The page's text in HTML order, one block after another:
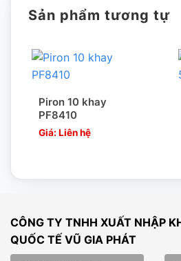
Chúng tôi là nhà thư phân phối
LÀM VIỆC CHUYÊN NGHIỆP
Chúng tôi là đơn vị nhập khẩu trực
đặt thi công dự án.
width=”640″]
Sản phẩm tương tự
Piron 10 khay
PF8410
Giá: Liên hệ
CÔNG TY TNHH XUẤT NHẬP
QUỐC TẾ VŨ GIA PHÁT